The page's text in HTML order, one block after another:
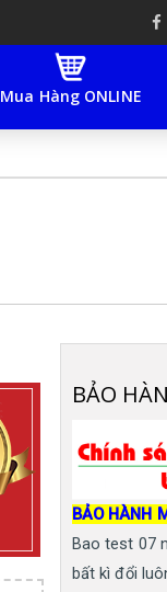
Mua Hàng ONLINE
BẢO
BẢO HÀNH
Bao test 07
bất kì đổi